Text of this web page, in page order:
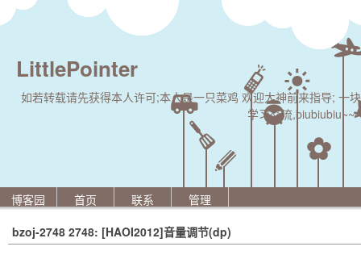
LittlePointer
如若转载请先获得本人许可;本人是一只菜鸡 欢迎大神前来指导; 一块
学习交流,biubiubiu~~~
博客园 首页 联系
管理
bzoj-2748 2748: [HAOI2012]音量调节(dp)